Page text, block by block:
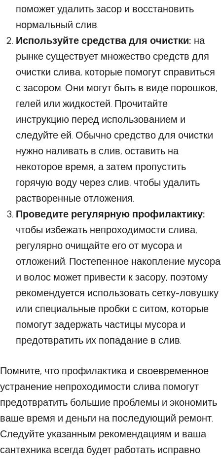
поможет удалить засор и восстановить
нормальный слив.
Используйте средства для очистки: на
рынке существует множество средств для
очистки слива, которые помогут справиться
с засором. Они могут быть в виде порошков,
гелей или жидкостей. Прочитайте
инструкцию перед использованием и
следуйте ей. Обычно средство для очистки
нужно наливать в слив, оставить на
некоторое время, а затем пропустить
горячую воду через слив, чтобы удалить
растворенные отложения.
Проведите регулярную профилактику:
чтобы избежать непроходимости слива,
регулярно очищайте его от мусора и
отложений. Постепенное накопление мусора
и волос может привести к засору, поэтому
рекомендуется использовать сетку-ловушку
или специальные пробки с ситом, которые
помогут задержать частицы мусора и
предотвратить их попадание в слив.
Помните, что профилактика и своевременное
устранение непроходимости слива помогут
предотвратить большие проблемы и экономить
ваше время и деньги на последующий ремонт.
Следуйте указанным рекомендациям и ваша
сантехника всегда будет работать исправно.